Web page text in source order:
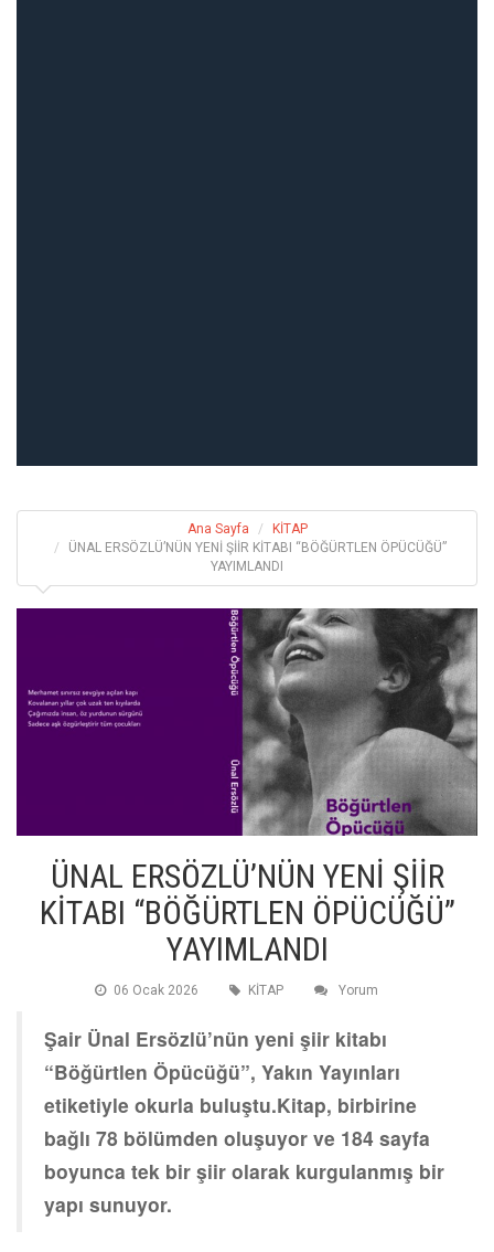
Ana Sayfa
KİTAP
ÜNAL ERSÖZLÜ’NÜN YENİ ŞİİR KİTABI “BÖĞÜRTLEN ÖPÜCÜĞÜ”
YAYIMLANDI
ÜNAL ERSÖZLÜ’NÜN YENİ ŞİİR
KİTABI “BÖĞÜRTLEN ÖPÜCÜĞÜ”
YAYIMLANDI
06 Ocak 2026 KİTAP Yorum
Şair Ünal Ersözlü’nün yeni şiir kitabı
“Böğürtlen Öpücüğü”, Yakın Yayınları
etiketiyle okurla buluştu.Kitap, birbirine
bağlı 78 bölümden oluşuyor ve 184 sayfa
boyunca tek bir şiir olarak kurgulanmış bir
yapı sunuyor.